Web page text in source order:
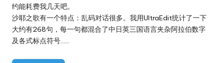
约能耗费我几天吧。
沙耶之歌有一个特点：乱码对话很多。我用UltraEdit统计了一下
大约有268句，每一句都混合了中日英三国语言夹杂阿拉伯数字
及各式标点符号……